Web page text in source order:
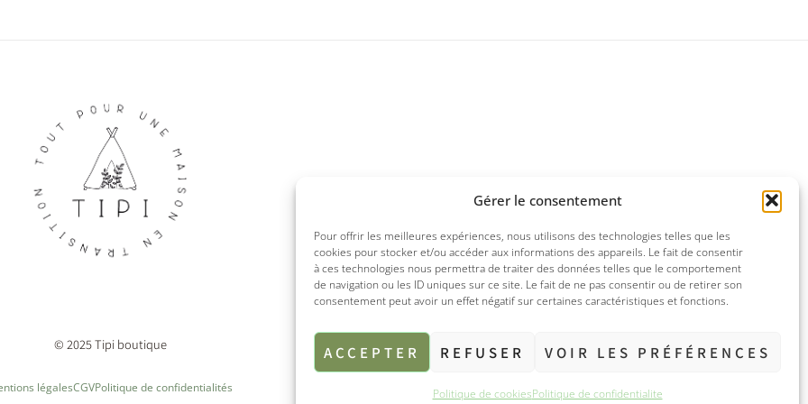
Gérer le consentement
Pour offrir les meilleures expériences, nous utilisons des technologies telles que les
cookies pour stocker et/ou accéder aux informations des appareils. Le fait de consentir
à ces technologies nous permettra de traiter des données telles que le comportement
de navigation ou les ID uniques sur ce site. Le fait de ne pas consentir ou de retirer son
consentement peut avoir un effet négatif sur certaines caractéristiques et fonctions.
ACCEPTER REFUSER VOIR LES PRÉFÉRENCES
Politique de cookiesPolitique de confidentialite
© 2025 Tipi boutique
légalesCGVPolitique de confidentialités